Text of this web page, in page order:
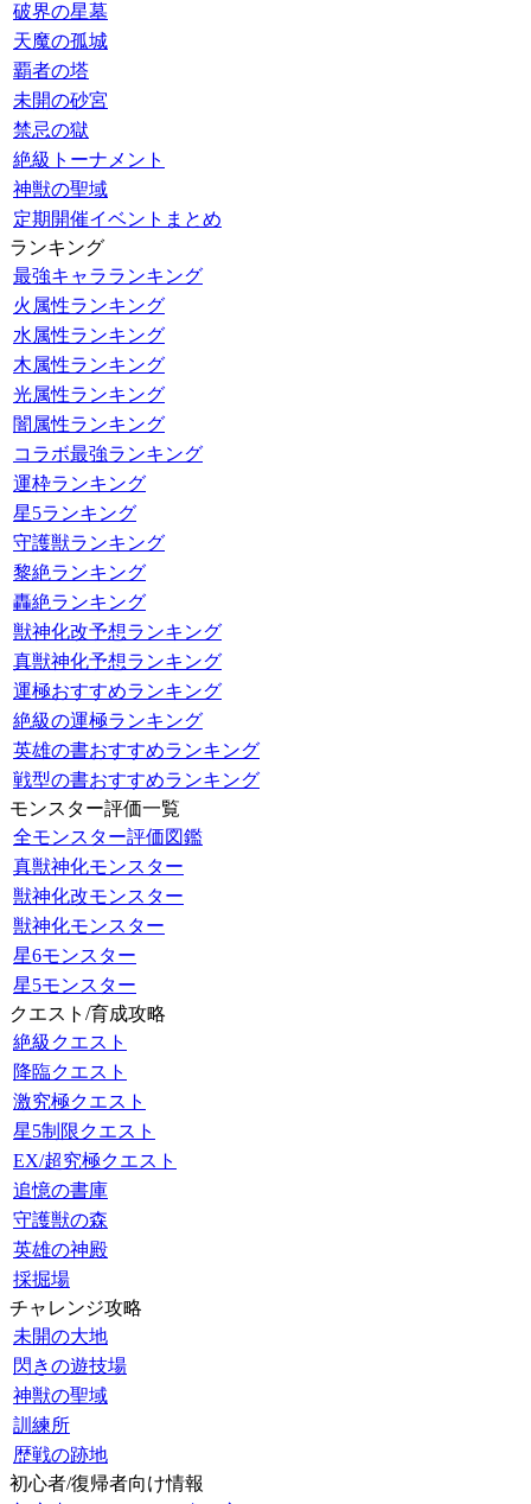
破界の星墓
天魔の孤城
覇者の塔
未開の砂宮
禁忌の獄
絶級トーナメント
神獣の聖域
定期開催イベントまとめ
ランキング
最強キャラランキング
火属性ランキング
水属性ランキング
木属性ランキング
光属性ランキング
闇属性ランキング
コラボ最強ランキング
運枠ランキング
星5ランキング
守護獣ランキング
黎絶ランキング
轟絶ランキング
獣神化改予想ランキング
真獣神化予想ランキング
運極おすすめランキング
絶級の運極ランキング
英雄の書おすすめランキング
戦型の書おすすめランキング
モンスター評価一覧
全モンスター評価図鑑
真獣神化モンスター
獣神化改モンスター
獣神化モンスター
星6モンスター
星5モンスター
クエスト/育成攻略
絶級クエスト
降臨クエスト
激究極クエスト
星5制限クエスト
EX/超究極クエスト
追憶の書庫
守護獣の森
英雄の神殿
採掘場
チャレンジ攻略
未開の大地
閃きの遊技場
神獣の聖域
訓練所
歴戦の跡地
初心者/復帰者向け情報